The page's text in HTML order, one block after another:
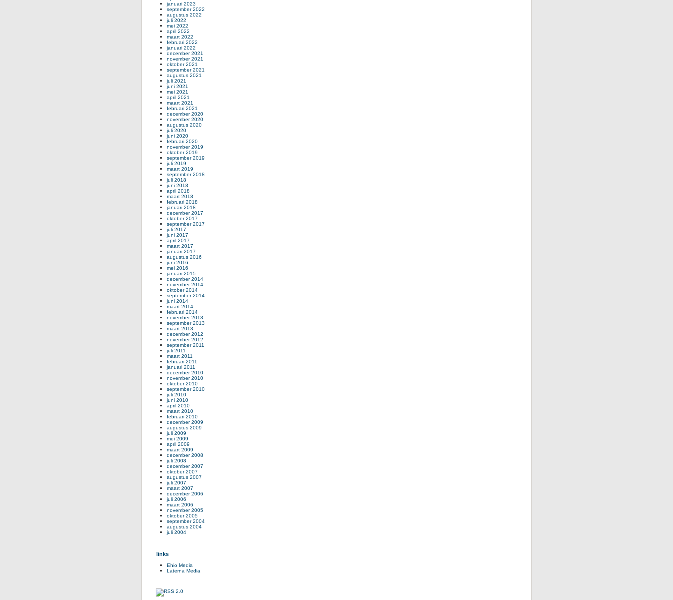
januari 2023
september 2022
augustus 2022
juli 2022
mei 2022
april 2022
maart 2022
februari 2022
januari 2022
december 2021
november 2021
oktober 2021
september 2021
augustus 2021
juli 2021
juni 2021
mei 2021
april 2021
maart 2021
februari 2021
december 2020
november 2020
augustus 2020
juli 2020
juni 2020
februari 2020
november 2019
oktober 2019
september 2019
juli 2019
maart 2019
september 2018
juli 2018
juni 2018
april 2018
maart 2018
februari 2018
januari 2018
december 2017
oktober 2017
september 2017
juli 2017
juni 2017
april 2017
maart 2017
januari 2017
augustus 2016
juni 2016
mei 2016
januari 2015
december 2014
november 2014
oktober 2014
september 2014
juni 2014
maart 2014
februari 2014
november 2013
september 2013
maart 2013
december 2012
november 2012
september 2011
juli 2011
maart 2011
februari 2011
januari 2011
december 2010
november 2010
oktober 2010
september 2010
juli 2010
juni 2010
april 2010
maart 2010
februari 2010
december 2009
augustus 2009
juli 2009
mei 2009
april 2009
maart 2009
december 2008
juli 2008
december 2007
oktober 2007
augustus 2007
juli 2007
maart 2007
december 2006
juli 2006
maart 2006
november 2005
oktober 2005
september 2004
augustus 2004
juli 2004
links
Ehio Media
Laterna Media